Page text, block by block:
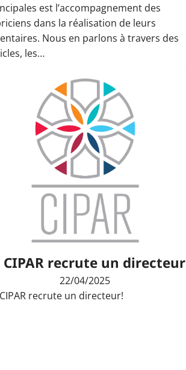
est l’accompagnement des
dans la réalisation de leurs
Nous en parlons à travers des
les…
CIPAR recrute un directeur
22/04/2025
recrute un directeur!